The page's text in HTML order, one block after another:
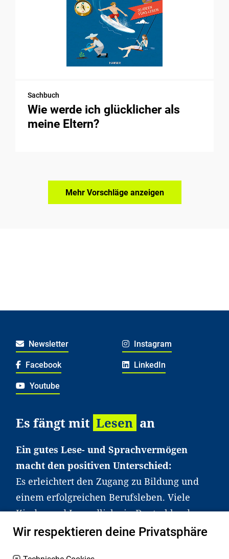
Sachbuch
Wie werde ich glücklicher als
meine Eltern?
Mehr Vorschläge anzeigen
Newsletter Instagram
Facebook LinkedIn
Youtube
Es fängt mit Lesen an
Ein gutes Lese- und Sprachvermögen
macht den positiven Unterschied:
Es erleichtert den Zugang zu Bildung und
einem erfolgreichen Berufsleben. Viele
Kinder und Jugendliche in Deutschland
haben aber große Schwierigkeiten dabei.
Wir respektieren deine Privatsphäre